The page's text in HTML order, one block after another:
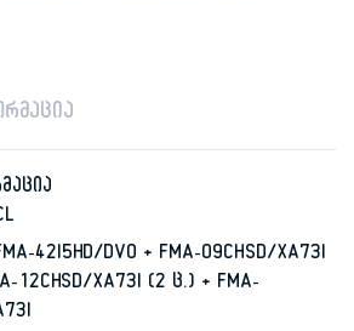
42I5HD/DVO + FMA-09CHSD/XA73I
12CHSD/XA73I (2 ც.) + FMA-